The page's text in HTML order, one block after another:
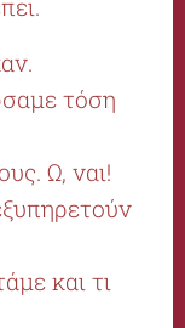
.
τόση
Ω, ναι!
και τι